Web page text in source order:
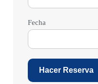
Fecha
Hacer Reserva